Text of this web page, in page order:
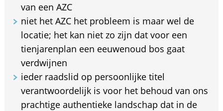
van een AZC
niet het AZC het probleem is maar wel de
locatie; het kan niet zo zijn dat voor een
tienjarenplan een eeuwenoud bos gaat
verdwijnen
ieder raadslid op persoonlijke titel
verantwoordelijk is voor het behoud van ons
prachtige authentieke landschap dat in de